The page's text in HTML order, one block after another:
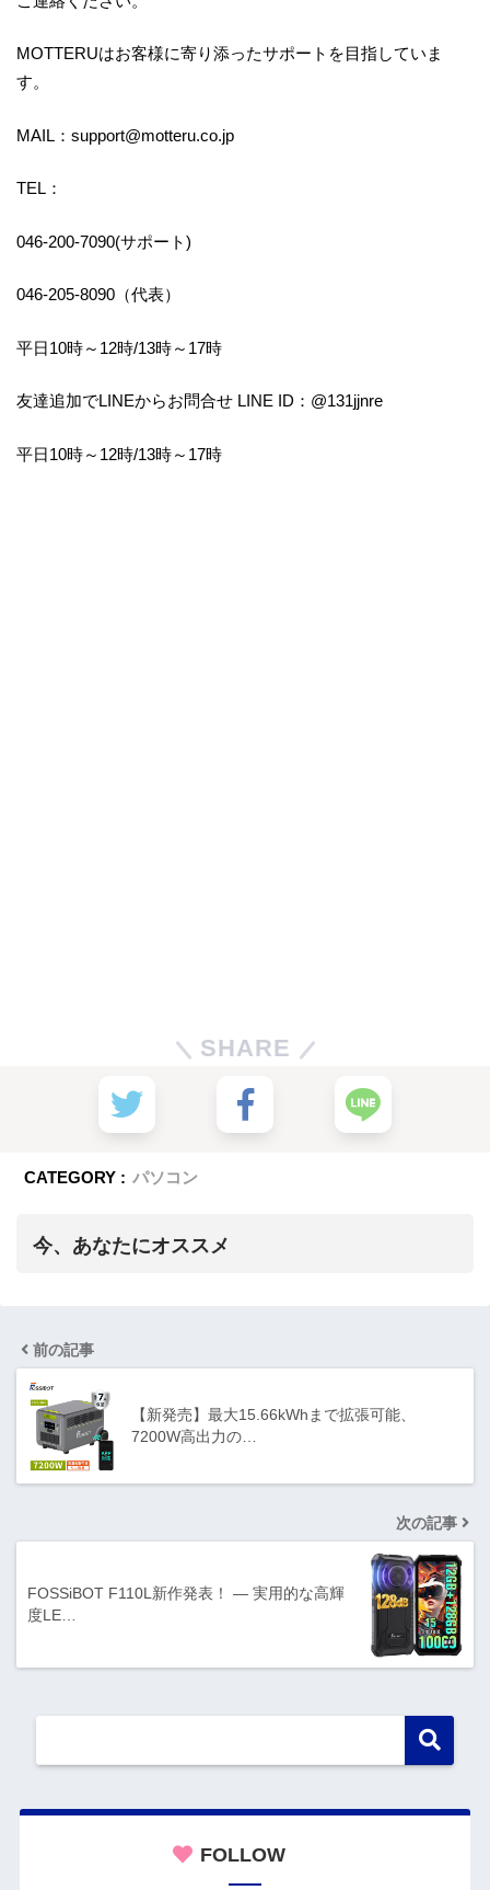
MOTTERUはお客様に寄り添ったサポートを目指していま
す。
MAIL：support@motteru.co.jp
TEL：
046-200-7090(サポート)
046-205-8090（代表）
平日10時～12時/13時～17時
友達追加でLINEからお問合せ LINE ID：@131jjnre
平日10時～12時/13時～17時
SHARE
CATEGORY : パソコン
今、あなたにオススメ
前の記事
【新発売】最大15.66kWhまで拡張可能、
7200W高出力の…
次の記事
FOSSiBOT F110L新作発表！ ― 実用的な高輝
度LE…
FOLLOW